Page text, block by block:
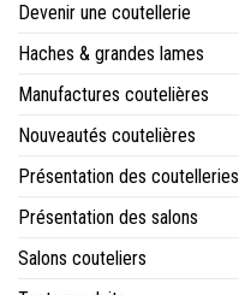
Devenir une coutellerie
Haches & grandes lames
Manufactures coutelières
Nouveautés coutelières
Présentation des coutelleries
Présentation des salons
Salons couteliers